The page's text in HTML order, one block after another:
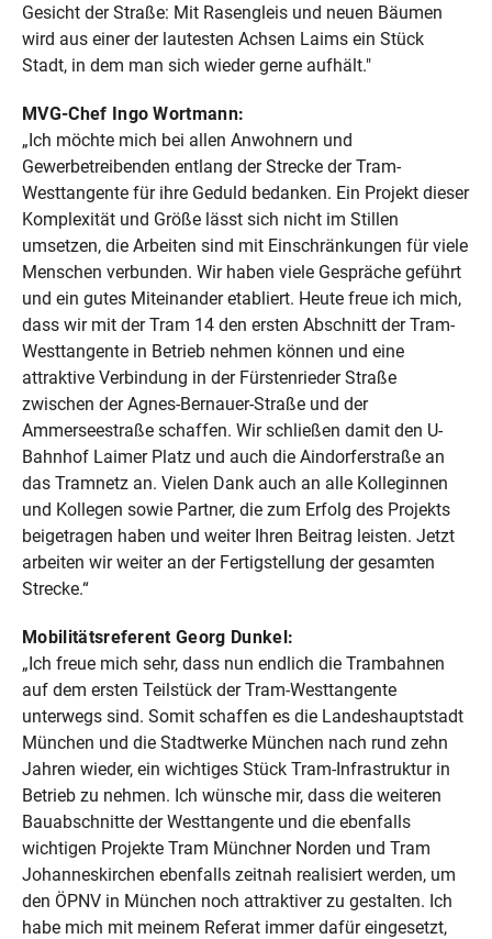
Gesicht der Straße: Mit Rasengleis und neuen Bäumen
wird aus einer der lautesten Achsen Laims ein Stück
Stadt, in dem man sich wieder gerne aufhält."
MVG-Chef Ingo Wortmann:
„Ich möchte mich bei allen Anwohnern und
Gewerbetreibenden entlang der Strecke der Tram-
Westtangente für ihre Geduld bedanken. Ein Projekt dieser
Komplexität und Größe lässt sich nicht im Stillen
umsetzen, die Arbeiten sind mit Einschränkungen für viele
Menschen verbunden. Wir haben viele Gespräche geführt
und ein gutes Miteinander etabliert. Heute freue ich mich,
dass wir mit der Tram 14 den ersten Abschnitt der Tram-
Westtangente in Betrieb nehmen können und eine
attraktive Verbindung in der Fürstenrieder Straße
zwischen der Agnes-Bernauer-Straße und der
Ammerseestraße schaffen. Wir schließen damit den U-
Bahnhof Laimer Platz und auch die Aindorferstraße an
das Tramnetz an. Vielen Dank auch an alle Kolleginnen
und Kollegen sowie Partner, die zum Erfolg des Projekts
beigetragen haben und weiter Ihren Beitrag leisten. Jetzt
arbeiten wir weiter an der Fertigstellung der gesamten
Strecke.“
Mobilitätsreferent Georg Dunkel:
„Ich freue mich sehr, dass nun endlich die Trambahnen
auf dem ersten Teilstück der Tram-Westtangente
unterwegs sind. Somit schaffen es die Landeshauptstadt
München und die Stadtwerke München nach rund zehn
Jahren wieder, ein wichtiges Stück Tram-Infrastruktur in
Betrieb zu nehmen. Ich wünsche mir, dass die weiteren
Bauabschnitte der Westtangente und die ebenfalls
wichtigen Projekte Tram Münchner Norden und Tram
Johanneskirchen ebenfalls zeitnah realisiert werden, um
den ÖPNV in München noch attraktiver zu gestalten. Ich
habe mich mit meinem Referat immer dafür eingesetzt,